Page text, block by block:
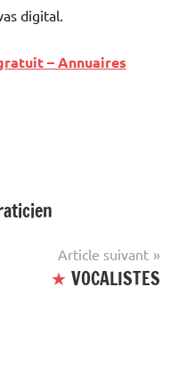
digital.
– Annuaires
Article suivant
★ VOCALISTES